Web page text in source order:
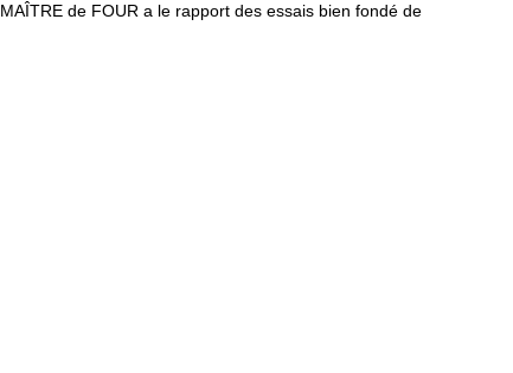
de FOUR a le rapport des essais bien fondé de